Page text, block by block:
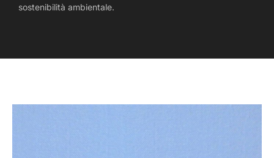
sostenibilità ambientale.